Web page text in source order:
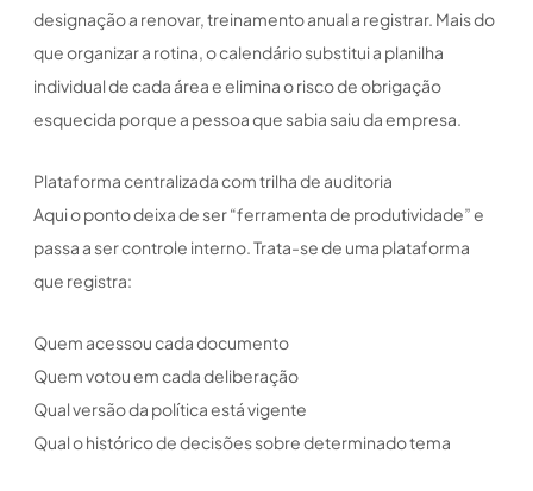
designação a renovar, treinamento anual a registrar. Mais do
que organizar a rotina, o calendário substitui a planilha
individual de cada área e elimina o risco de obrigação
esquecida porque a pessoa que sabia saiu da empresa.
Plataforma centralizada com trilha de auditoria
Aqui o ponto deixa de ser “ferramenta de produtividade” e
passa a ser controle interno. Trata-se de uma plataforma
que registra:
Quem acessou cada documento
Quem votou em cada deliberação
Qual versão da política está vigente
Qual o histórico de decisões sobre determinado tema